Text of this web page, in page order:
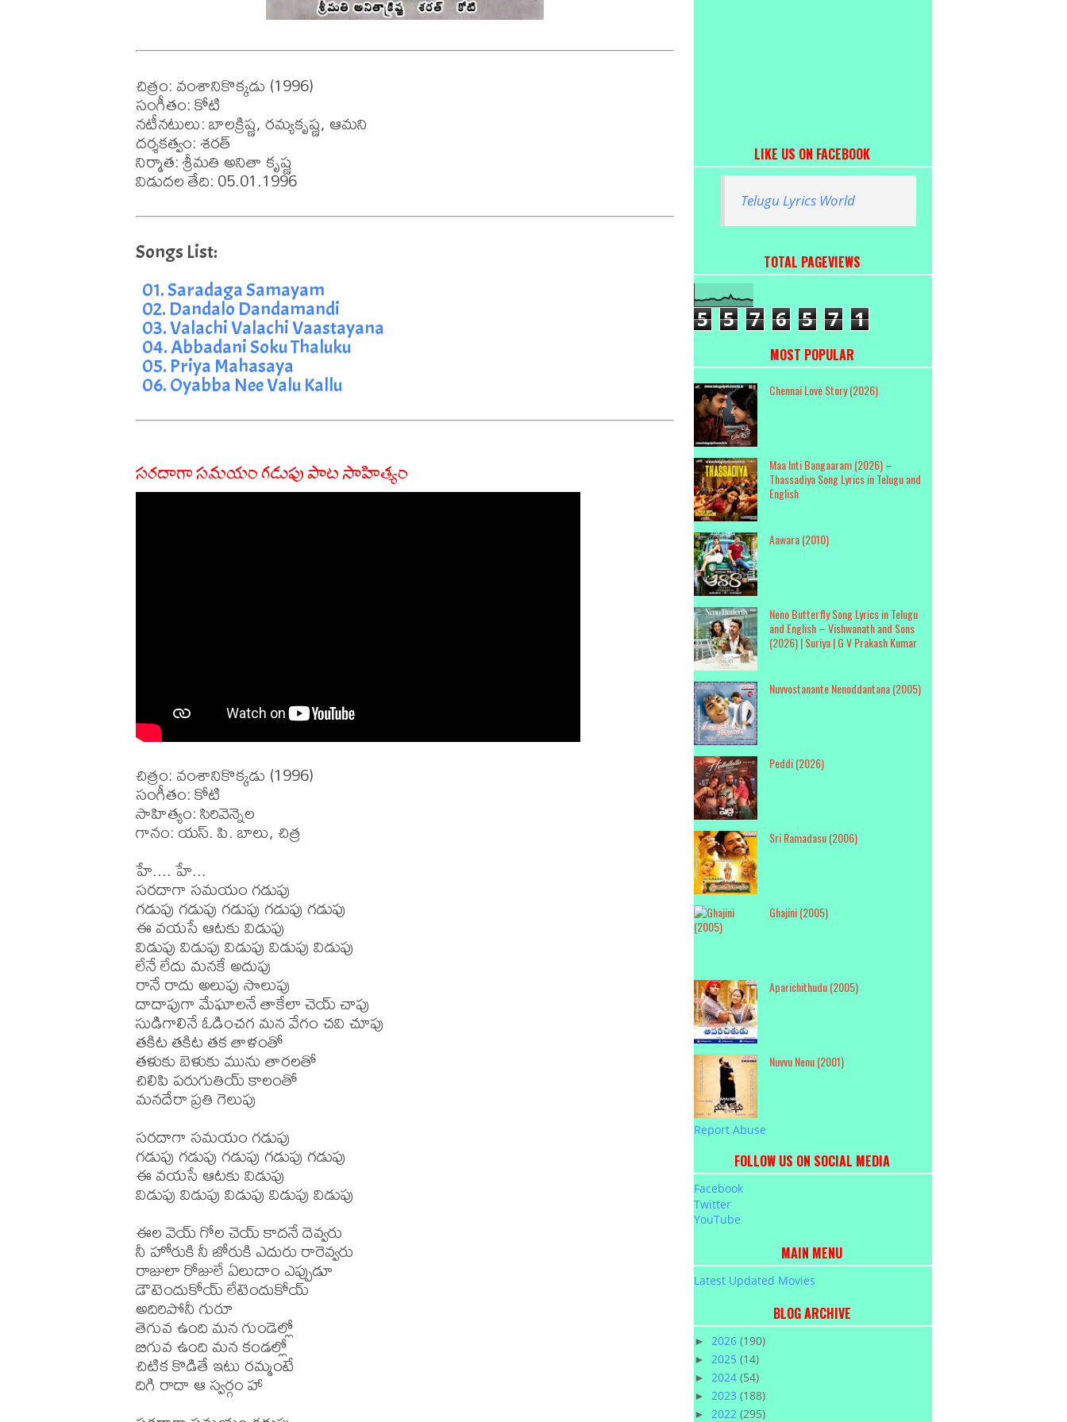
చిత్రం: వంశానికొక్కడు (1996)
సంగీతం: కోటి
నటీనటులు: బాలక్రిష్ణ, రమ్యకృష్ణ, ఆమని
దర్శకత్వం: శరత్
నిర్మాత: శ్రీమతి అనితా కృష్ణ
విడుదల తేది: 05.01.1996
01. Saradaga Samayam
02. Dandalo Dandamandi
03. Valachi Valachi Vaastayana
04. Abbadani Soku Thaluku
05. Priya Mahasaya
06. Oyabba Nee Valu Kallu
సరదాగా సమయం గడుపు పాట సాహిత్యం
చిత్రం: వంశానికొక్కడు (1996)
సంగీతం: కోటి
సాహిత్యం: సిరివెన్నెల
గానం: యస్. పి. బాలు, చిత్ర
హే.... హే...
సరదాగా సమయం గడుపు
గడుపు గడుపు గడుపు గడుపు గడుపు
ఈ వయసే ఆటకు విడుపు
విడుపు విడుపు విడుపు విడుపు విడుపు
లేనే లేదు మనకే అదుపు
రానే రాదు అలుపు సొలుపు
దాదాపుగా మేఘాలనే తాకేలా చెయ్ చాపు
సుడిగాలినే ఓడించగ మన వేగం చవి చూపు
తకిట తకిట తక తాళంతో
తళుకు బెళుకు మును తారలతో
చిలిపి పరుగుతియ్ కాలంతో
మనదేరా ప్రతి గెలుపు
సరదాగా సమయం గడుపు
గడుపు గడుపు గడుపు గడుపు గడుపు
ఈ వయసే ఆటకు విడుపు
విడుపు విడుపు విడుపు విడుపు విడుపు
ఈల వెయ్ గోల చెయ్ కాదనే దెవ్వరు
నీ హోరుకి నీ జోరుకి ఎదురు రారెవ్వరు
రాజులా రోజులే ఏలుదాం ఎప్పుడూ
డౌటెందుకోయ్ లేటెందుకోయ్
అదిరిపోనీ గురూ
తెగువ ఉంది మన గుండెల్లో
బిగువ ఉంది మన కండల్లో
చిటిక కొడితే ఇటు రమ్మంటే
దిగి రాదా ఆ స్వర్గం హా
LIKE US ON FACEBOOK
Telugu Lyrics World
TOTAL PAGEVIEWS
5 5 7 6 5 7 1
MOST POPULAR
Chennai Love Story (2026)
Maa Inti Bangaaram (2026) –
Thassadiya Song Lyrics in Telugu and
English
Aawara (2010)
Neno Butterfly Song Lyrics in Telugu
and English – Vishwanath and Sons
(2026) | Suriya | G V Prakash Kumar
Nuvvostanante Nenoddantana (2005)
Peddi (2026)
Sri Ramadasu (2006)
Ghajini (2005)
Aparichithudu (2005)
Nuvvu Nenu (2001)
Report Abuse
FOLLOW US ON SOCIAL MEDIA
Facebook
Twitter
YouTube
MAIN MENU
Latest Updated Movies
BLOG ARCHIVE
► 2026 (190)
► 2025 (14)
► 2024 (54)
► 2023 (188)
► 2022 (295)